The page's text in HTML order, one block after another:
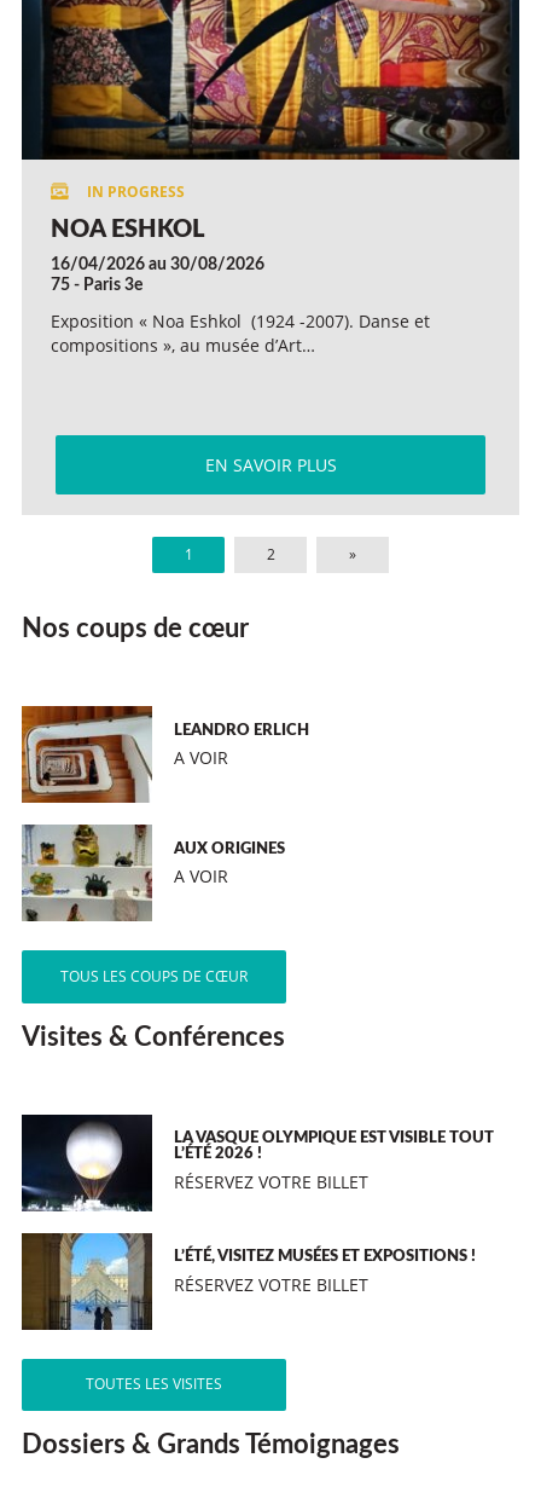
NOA ESHKOL
16/04/2026 au 30/08/2026
75 - Paris 3e
Exposition « Noa Eshkol (1924 -2007). Danse et
compositions », au musée d’Art…
EN SAVOIR PLUS
1 2 »
Nos coups de cœur
LEANDRO ERLICH
A VOIR
AUX ORIGINES
A VOIR
TOUS LES COUPS DE CŒUR
Visites & Conférences
LA VASQUE OLYMPIQUE EST VISIBLE TOUT
L’ÉTÉ 2026 !
RÉSERVEZ VOTRE BILLET
L’ÉTÉ, VISITEZ MUSÉES ET EXPOSITIONS !
RÉSERVEZ VOTRE BILLET
TOUTES LES VISITES
Dossiers & Grands Témoignages